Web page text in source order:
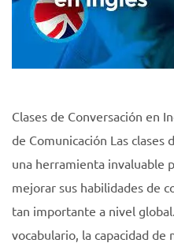
Clases de Conversación en
de Comunicación Las clases
una herramienta invaluable
mejorar sus habilidades de
tan importante a nivel
vocabulario, la capacidad de